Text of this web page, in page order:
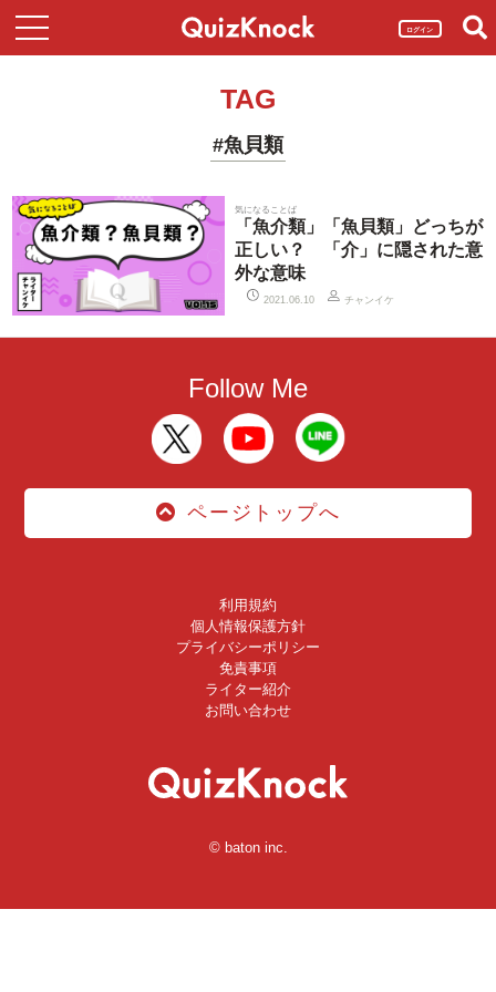
ログイン
TAG
#魚貝類
気になることば
「魚介類」「魚貝類」どっちが
正しい？ 「介」に隠された意
外な意味
2021.06.10 チャンイケ
Follow Me
ページトップへ
利用規約
個人情報保護方針
プライバシーポリシー
免責事項
ライター紹介
お問い合わせ
© baton inc.